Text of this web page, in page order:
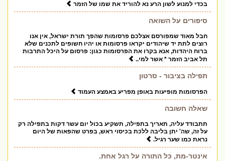
בכדי למנוע לשון הרע נא להוריד את שמו של הזמר
סיפורים על השואה
חבל מאוד שמפורסם אצלכם פרסומות שהפך תורת ישראל, אין אנו
רוצים לתת יד שיהודים יקראו פרסומות או יהיו חשופים לתכנים שלא
ברוח היהדות, אנא בקרו את הפרסומות כגון: פרסום על היכל התרבות
תל אביב הזמר * אשר למי..
תפילה בציבור - סרטון
הפרסומות מופיעות באופן מפריע באמצע העמוד
שאלה חשובה
תתבודד עליה, תאריך בתפילה, תשקיע בכול יום עשר דקות בתפילה רק
על זה, שה' יתן בליבה ללכת בכיסוי ראש, בפרט שהפאות של היום
נראת כמו שער רגיל.
אינטר-מת, כל התורה על רגל אחת.